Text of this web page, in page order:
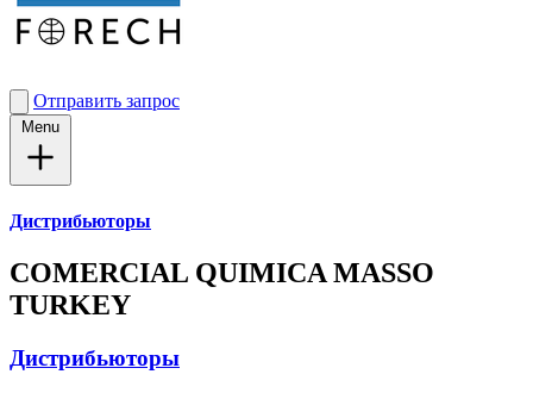
Отправить запрос
Дистрибьюторы
COMERCIAL QUIMICA MASSO
TURKEY
Дистрибьюторы